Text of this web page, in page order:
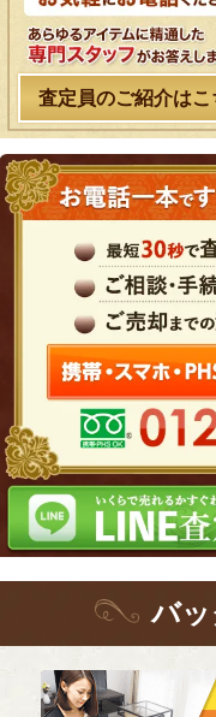
査定員のご紹介はこ
バ